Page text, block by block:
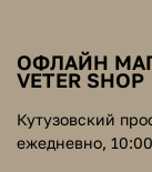
ОФЛАЙН
VETER SHOP
Кутузовский
ежедневно,